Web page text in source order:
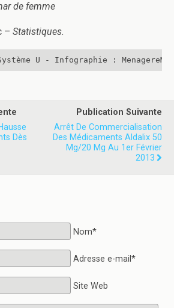
de femme
– Statistiques.
U - Infographie :
Dès
Publication Suivante
Arrêt De Commercialisation
Des Médicaments Aldalix 50
Mg/20 Mg Au 1er Février
2013
Nom*
Adresse e-mail*
Site Web